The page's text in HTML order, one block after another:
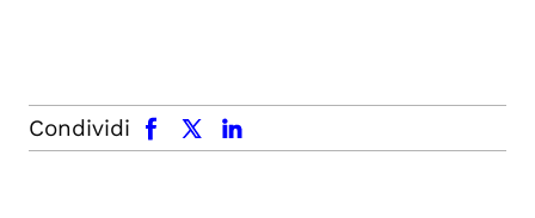
Condividi
facebook x.com linkedin